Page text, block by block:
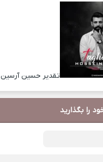
تقدیر حسین آرسین
را بگذارید